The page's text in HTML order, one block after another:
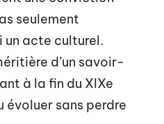
seulement
un acte culturel.
d’un savoir-
à la fin du XIXe
évoluer sans perdre